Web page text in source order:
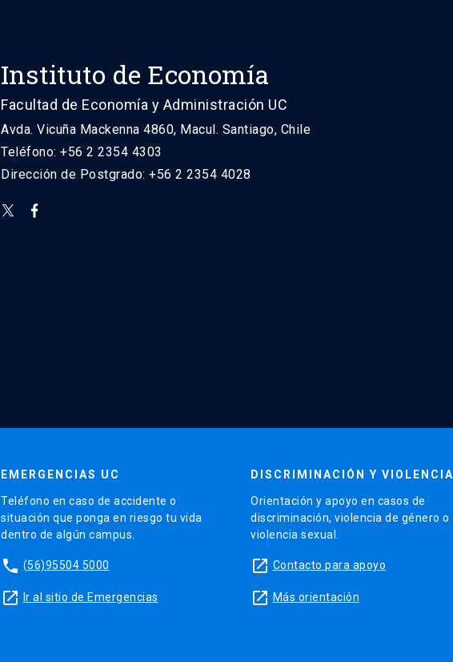
Instituto de Economía
Facultad de Economía y Administración UC
Avda. Vicuña Mackenna 4860, Macul. Santiago, Chile
Teléfono: +56 2 2354 4303
Dirección de Postgrado: +56 2 2354 4028
EMERGENCIAS UC
Teléfono en caso de accidente o
situación que ponga en riesgo tu vida
dentro de algún campus.
phone (56)95504 5000
launch Ir al sitio de Emergencias
DISCRIMINACIÓN Y VIOLENCIA
Orientación y apoyo en casos de
discriminación, violencia de género o
violencia sexual.
launch Contacto para apoyo
launch Más orientación